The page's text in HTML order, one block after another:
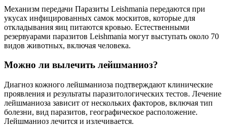
Механизм передачи Паразиты Leishmania передаются при
укусах инфицированных самок москитов, которые для
откладывания яиц питаются кровью. Естественными
резервуарами паразитов Leishmania могут выступать около 70
видов животных, включая человека.
Можно ли вылечить лейшманиоз?
Диагноз кожного лейшманиоза подтверждают клинические
проявления и результаты паразитологических тестов. Лечение
лейшманиоза зависит от нескольких факторов, включая тип
болезни, вид паразитов, географическое расположение.
Лейшманиоз лечится и излечивается.